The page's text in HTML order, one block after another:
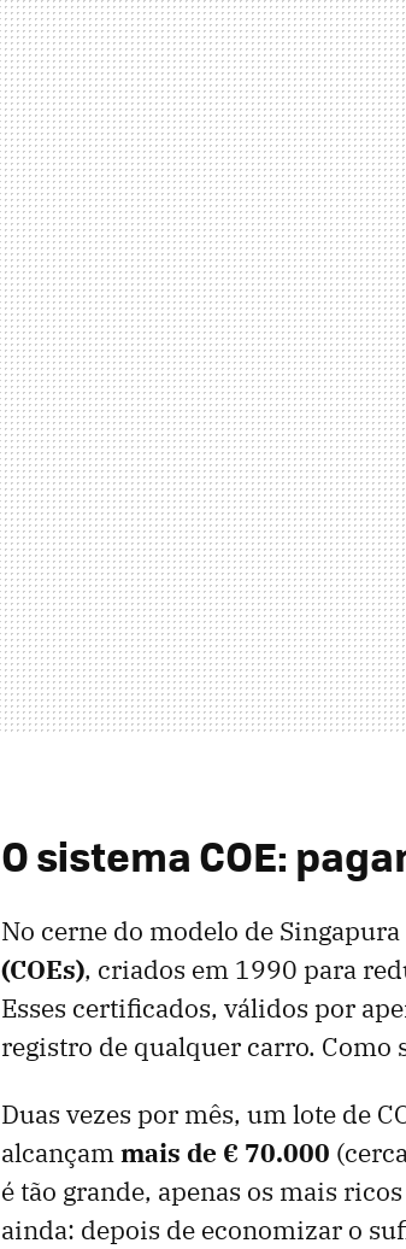
O sistema COE:
No cerne do modelo de Singapura
(COEs), criados em 1990 para
Esses certificados, válidos por
registro de qualquer carro. Como
Duas vezes por mês, um lote de
alcançammais de € 70.000
é tão grande, apenas os mais
ainda: depois de economizar o